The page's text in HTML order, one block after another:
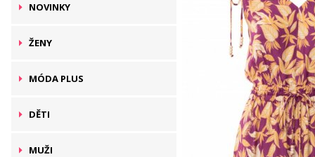
NOVINKY
ŽENY
MÓDA PLUS
DĚTI
MUŽI